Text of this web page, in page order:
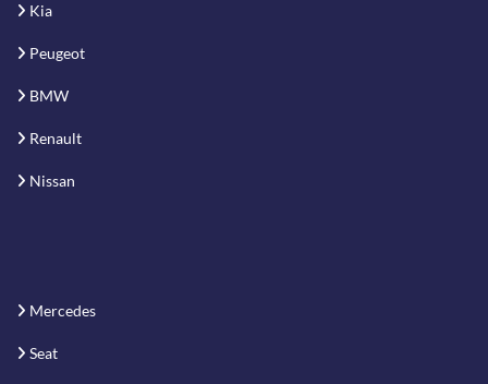
Kia
Peugeot
BMW
Renault
Nissan
Mercedes
Seat